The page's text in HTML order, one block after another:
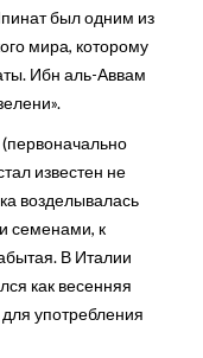
был одним из
мира, которому
Ибн аль-Аввам
известен не
возделывалась
семенами, к
В Италии
как весенняя
употребления